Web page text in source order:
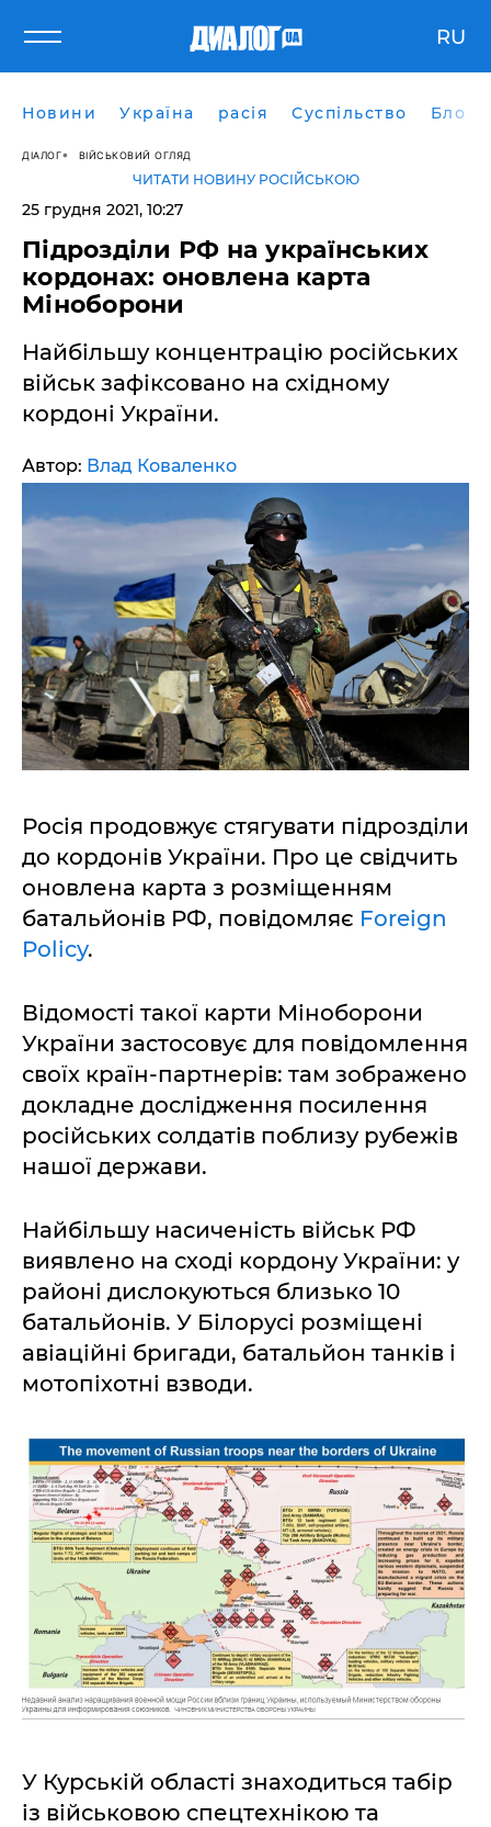
RU
Новини Україна расія Суспільство Блоги
ДІАЛОГ ВІЙСЬКОВИЙ ОГЛЯД
ЧИТАТИ НОВИНУ РОСІЙСЬКОЮ
25 грудня 2021, 10:27
Підрозділи РФ на українських
кордонах: оновлена карта
Міноборони
Найбільшу концентрацію російських
військ зафіксовано на східному
кордоні України.
Автор: Влад Коваленко
Росія продовжує стягувати підрозділи
до кордонів України. Про це свідчить
оновлена карта з розміщенням
батальйонів РФ, повідомляє Foreign
Policy.
Відомості такої карти Міноборони
України застосовує для повідомлення
своїх країн-партнерів: там зображено
докладне дослідження посилення
російських солдатів поблизу рубежів
нашої держави.
Найбільшу насиченість військ РФ
виявлено на сході кордону України: у
районі дислокуються близько 10
батальйонів. У Білорусі розміщені
авіаційні бригади, батальйон танків і
мотопіхотні взводи.
У Курській області знаходиться табір
із військовою спецтехнікою та